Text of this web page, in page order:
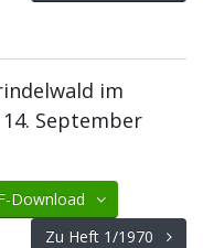
im
September
Download
Zu Heft 1/1970